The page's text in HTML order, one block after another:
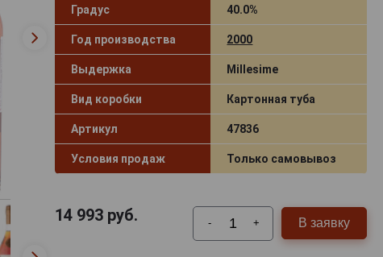
Градус 40.0%
Год производства 2000
Выдержка Millesime
Вид коробки Картонная туба
Артикул 47836
Условия продаж Только самовывоз
14 993руб. - + В заявку